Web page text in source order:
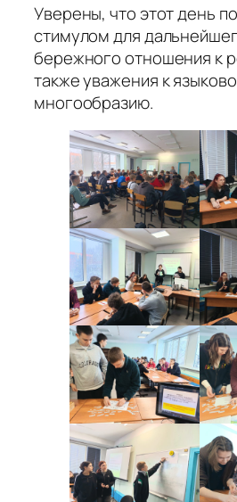
Уверены, что этот день
стимулом для
бережного отношения к
также уважения к
многообразию.